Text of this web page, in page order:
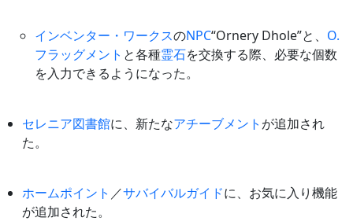
インベンター・ワークスのNPC“Ornery Dhole”と、 O.
フラッグメント と各種霊石を交換する際、必要な個数
を入力できるようになった。
セレニア図書館に、新たなアチーブメント が追加され
た。
ホームポイント ／サバイバルガイドに、お気に入り機能
が追加された。